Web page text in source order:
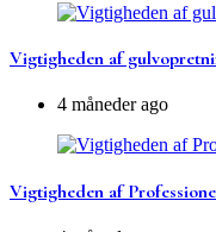
Vigtigheden af
4 måneder ago
Vigtigheden af